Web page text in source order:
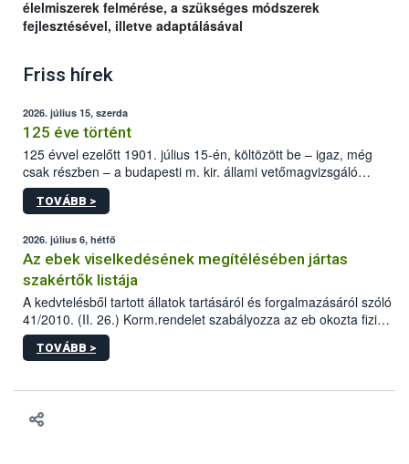
élelmiszerek felmérése, a szükséges módszerek
fejlesztésével, illetve adaptálásával
Friss hírek
2026. július 15, szerda
125 éve történt
125 évvel ezelőtt 1901. július 15-én, költözött be – igaz, még
csak részben – a budapesti m. kir. állami vetőmagvizsgáló
állomás a Kis Rókus utca 15. szám alatti, Czigler Győző által
tervezett új épületébe.
TOVÁBB >
2026. július 6, hétfő
Az ebek viselkedésének megítélésében jártas
szakértők listája
A kedvtelésből tartott állatok tartásáról és forgalmazásáról szóló
41/2010. (II. 26.) Korm.rendelet szabályozza az eb okozta fizikai
sérülés, illetve ennek veszélye keletkezésekor felmerülő
hatósági feladatokat, valamint a veszélyes eb tartását és annak
vonni az ebek viselkedésének megítélésében jártas szakértőt.
TOVÁBB >